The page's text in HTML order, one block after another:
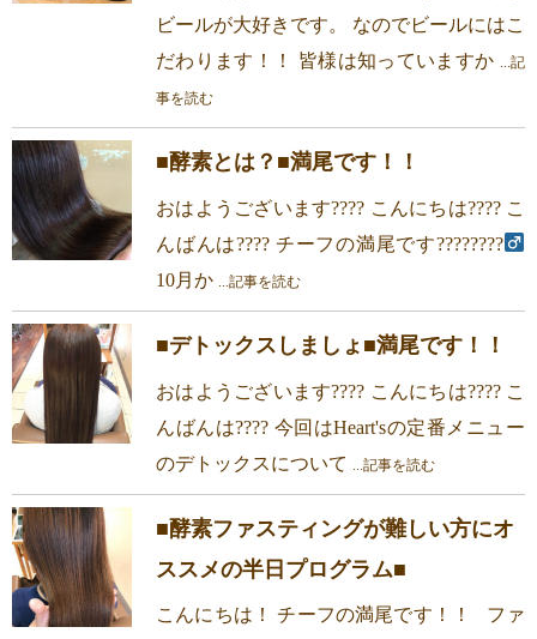
ビールが大好きです。 なのでビールにはこ
だわります！！ 皆様は知っていますか ...記
事を読む
■酵素とは？■満尾です！！
おはようございます???? こんにちは???? こ
んばんは???? チーフの満尾です????????‍
10月か ...記事を読む
■デトックスしましょ■満尾です！！
おはようございます???? こんにちは???? こ
んばんは???? 今回はHeart'sの定番メニュー
のデトックスについて ...記事を読む
■酵素ファスティングが難しい方にオ
ススメの半日プログラム■
こんにちは！ チーフの満尾です！！ ファ